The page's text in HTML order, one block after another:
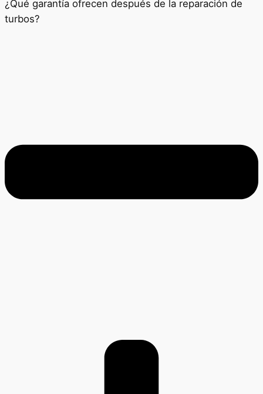
¿Qué garantía ofrecen después de la reparación de
turbos?